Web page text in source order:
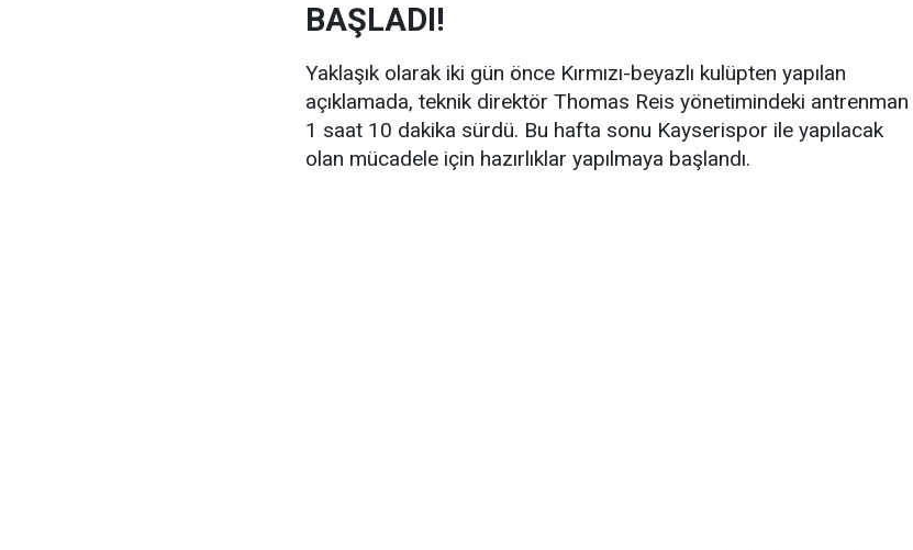
BAŞLADI!
Yaklaşık olarak iki gün önce Kırmızı-beyazlı kulüpten yapılan
açıklamada, teknik direktör Thomas Reis yönetimindeki antrenman
1 saat 10 dakika sürdü. Bu hafta sonu Kayserispor ile yapılacak
olan mücadele için hazırlıklar yapılmaya başlandı.